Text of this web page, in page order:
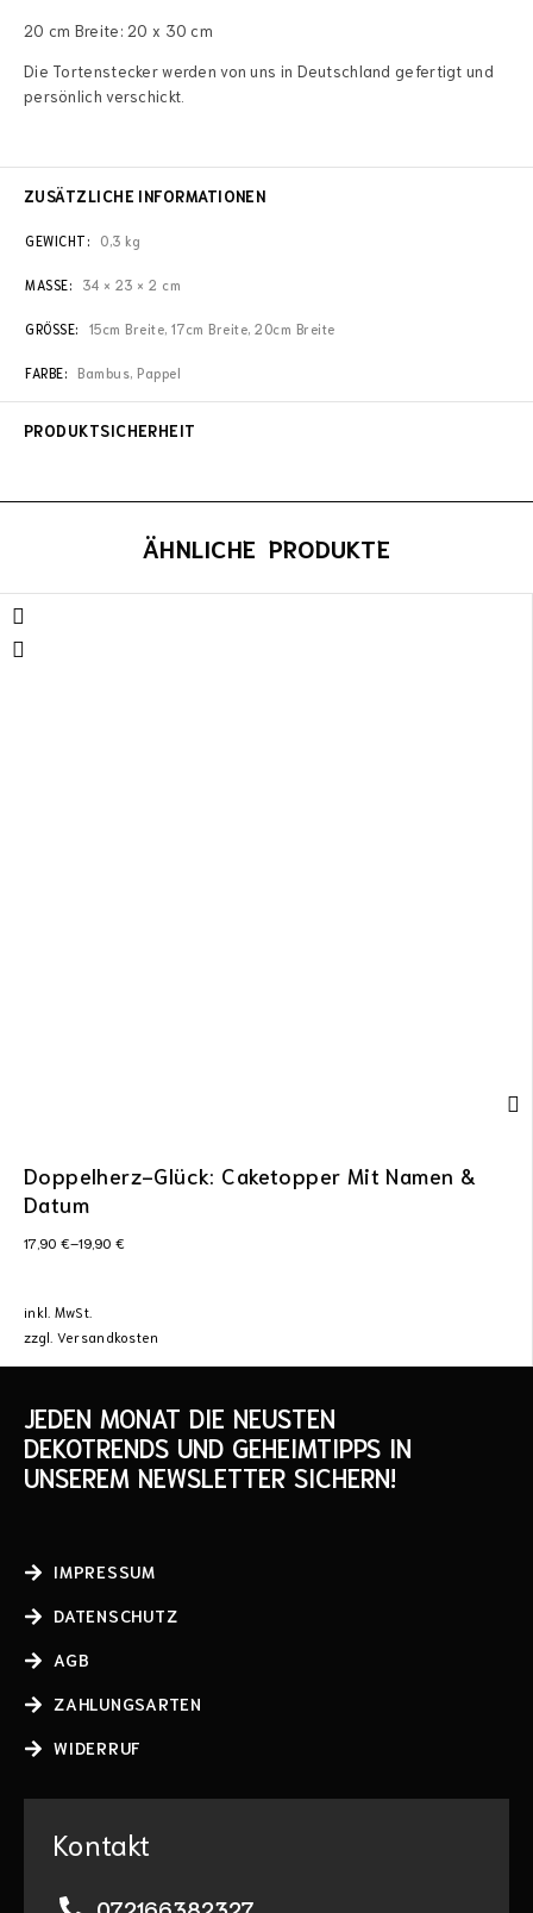
20 cm Breite: 20 x 30 cm
Die Tortenstecker werden von uns in Deutschland gefertigt und
persönlich verschickt.
ZUSÄTZLICHE INFORMATIONEN
GEWICHT 0,3 kg
MASSE 34 × 23 × 2 cm
GRÖSSE 15cm Breite, 17cm Breite, 20cm Breite
FARBE Bambus, Pappel
PRODUKTSICHERHEIT
ÄHNLICHE PRODUKTE
Doppelherz-Glück: Caketopper Mit Namen &
Datum
17,90 €–19,90 €
inkl. MwSt.
zzgl. Versandkosten
JEDEN MONAT DIE NEUSTEN
DEKOTRENDS UND GEHEIMTIPPS IN
UNSEREM NEWSLETTER SICHERN!
IMPRESSUM
DATENSCHUTZ
AGB
ZAHLUNGSARTEN
WIDERRUF
Kontakt